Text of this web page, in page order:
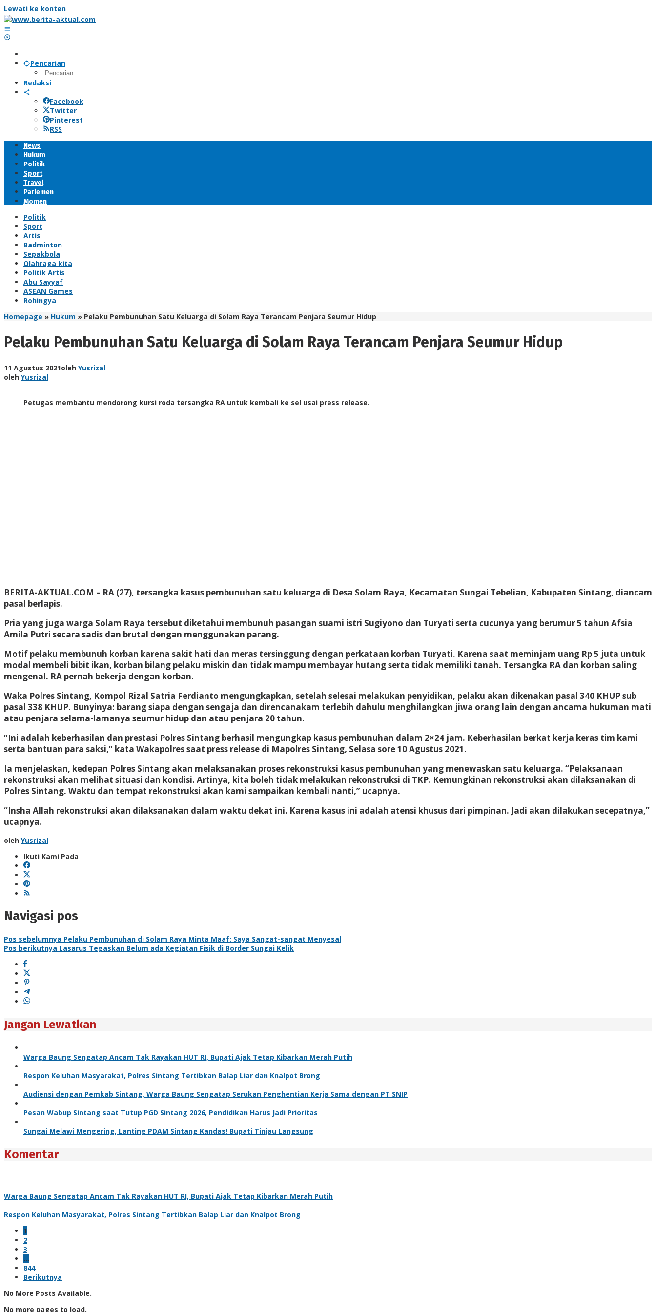
Lewati ke konten
Pencarian
Redaksi
Facebook
Twitter
Pinterest
RSS
News
Hukum
Politik
Sport
Travel
Parlemen
Momen
Politik
Sport
Artis
Badminton
Sepakbola
Olahraga kita
Politik Artis
Abu Sayyaf
ASEAN Games
Rohingya
Homepage » Hukum » Pelaku Pembunuhan Satu Keluarga di Solam Raya Terancam Penjara Seumur Hidup
Pelaku Pembunuhan Satu Keluarga di Solam Raya Terancam Penjara Seumur Hidup
11 Agustus 2021oleh Yusrizal
oleh Yusrizal
Petugas membantu mendorong kursi roda tersangka RA untuk kembali ke sel usai press release.
BERITA-AKTUAL.COM – RA (27), tersangka kasus pembunuhan satu keluarga di Desa Solam Raya, Kecamatan Sungai Tebelian, Kabupaten Sintang, diancam
pasal berlapis.
Pria yang juga warga Solam Raya tersebut diketahui membunuh pasangan suami istri Sugiyono dan Turyati serta cucunya yang berumur 5 tahun Afsia
Amila Putri secara sadis dan brutal dengan menggunakan parang.
Motif pelaku membunuh korban karena sakit hati dan meras tersinggung dengan perkataan korban Turyati. Karena saat meminjam uang Rp 5 juta untuk
modal membeli bibit ikan, korban bilang pelaku miskin dan tidak mampu membayar hutang serta tidak memiliki tanah. Tersangka RA dan korban saling
mengenal. RA pernah bekerja dengan korban.
Waka Polres Sintang, Kompol Rizal Satria Ferdianto mengungkapkan, setelah selesai melakukan penyidikan, pelaku akan dikenakan pasal 340 KHUP sub
pasal 338 KHUP. Bunyinya: barang siapa dengan sengaja dan direncanakam terlebih dahulu menghilangkan jiwa orang lain dengan ancama hukuman mati
atau penjara selama-lamanya seumur hidup dan atau penjara 20 tahun.
“Ini adalah keberhasilan dan prestasi Polres Sintang berhasil mengungkap kasus pembunuhan dalam 2×24 jam. Keberhasilan berkat kerja keras tim kami
serta bantuan para saksi,” kata Wakapolres saat press release di Mapolres Sintang, Selasa sore 10 Agustus 2021.
Ia menjelaskan, kedepan Polres Sintang akan melaksanakan proses rekonstruksi kasus pembunuhan yang menewaskan satu keluarga. “Pelaksanaan
rekonstruksi akan melihat situasi dan kondisi. Artinya, kita boleh tidak melakukan rekonstruksi di TKP. Kemungkinan rekonstruksi akan dilaksanakan di
Polres Sintang. Waktu dan tempat rekonstruksi akan kami sampaikan kembali nanti,” ucapnya.
“Insha Allah rekonstruksi akan dilaksanakan dalam waktu dekat ini. Karena kasus ini adalah atensi khusus dari pimpinan. Jadi akan dilakukan secepatnya,”
ucapnya.
oleh Yusrizal
Ikuti Kami Pada
Navigasi pos
Pos sebelumnya Pelaku Pembunuhan di Solam Raya Minta Maaf: Saya Sangat-sangat Menyesal
Pos berikutnya Lasarus Tegaskan Belum ada Kegiatan Fisik di Border Sungai Kelik
Jangan Lewatkan
Warga Baung Sengatap Ancam Tak Rayakan HUT RI, Bupati Ajak Tetap Kibarkan Merah Putih
Respon Keluhan Masyarakat, Polres Sintang Tertibkan Balap Liar dan Knalpot Brong
Audiensi dengan Pemkab Sintang, Warga Baung Sengatap Serukan Penghentian Kerja Sama dengan PT SNIP
Pesan Wabup Sintang saat Tutup PGD Sintang 2026, Pendidikan Harus Jadi Prioritas
Sungai Melawi Mengering, Lanting PDAM Sintang Kandas! Bupati Tinjau Langsung
Komentar
Warga Baung Sengatap Ancam Tak Rayakan HUT RI, Bupati Ajak Tetap Kibarkan Merah Putih
Respon Keluhan Masyarakat, Polres Sintang Tertibkan Balap Liar dan Knalpot Brong
1
2
3
…
844
Berikutnya
No More Posts Available.
No more pages to load.